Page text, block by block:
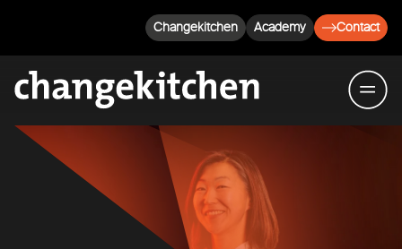
Changekitchen Academy Contact